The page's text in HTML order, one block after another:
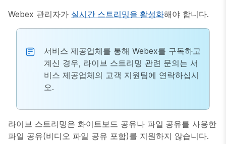
Webex 관리자가 실시간 스트리밍을 활성화해야 합니다.
서비스 제공업체를 통해 Webex를 구독하고
계신 경우, 라이브 스트리밍 관련 문의는 서
비스 제공업체의 고객 지원팀에 연락하십시
오.
라이브 스트리밍은 화이트보드 공유나 파일 공유를 사용한
파일 공유(비디오 파일 공유 포함)를 지원하지 않습니다.